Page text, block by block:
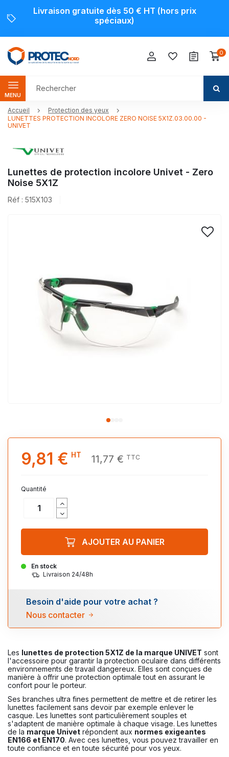
Livraison gratuite dès 50 € HT (hors prix
spéciaux)
0
MENU
Accueil
Protection des yeux
LUNETTES PROTECTION INCOLORE ZERO NOISE 5X1Z.03.00.00 -
UNIVET
Lunettes de protection incolore Univet - Zero
Noise 5X1Z
Réf : 515X103
Les lunettes de protection 5X1Z de la marque UNIVET sont
l'accessoire pour garantir la protection oculaire dans différents
environnements de travail dangereux. Elles sont conçues de
manière à offrir une protection optimale tout en assurant le
confort pour le porteur.
Ses branches ultra fines permettent de mettre et de retirer les
lunettes facilement sans devoir par exemple enlever le
casque. Les lunettes sont particulièrement souples et
s'adaptent de manière optimale à chaque visage. Les lunettes
de la marque Univet répondent aux normes exigeantes
EN166 et EN170. Avec ces lunettes, vous pouvez travailler en
toute confiance et en toute sécurité pour vos yeux.
9,81 € HT 11,77 € TTC
Quantité
En stock
Livraison 24/48h
AJOUTER AU PANIER
Besoin d'aide pour votre achat ?
Nous contacter